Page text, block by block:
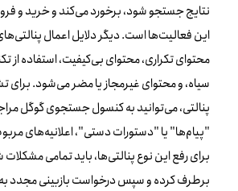
نتایج جستجو شود، برخورد می‌کند و خرید و
این فعالیت‌ها است. دیگر دلایل اعمال
محتوای تکراری، محتوای بی‌کیفیت، استفاده از
سیاه، و محتوای غیرمجاز یا مضر می‌شود.
پنالتی، می‌توانید به کنسول جستجوی گوگل
"پیام‌ها" یا "دستورات دستی"، اعلانیه‌های
برای رفع این نوع پنالتی‌ها، باید تمامی
برطرف کرده و سپس درخواست بازبینی مجدد به